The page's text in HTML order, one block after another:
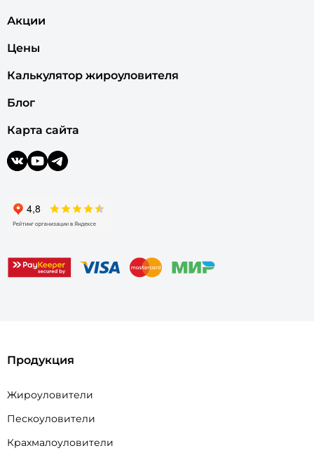
Акции
Цены
Калькулятор жироуловителя
Блог
Карта сайта
Продукция
Жироуловители
Пескоуловители
Крахмалоуловители